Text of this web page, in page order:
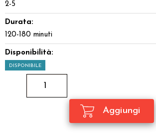
2-5
Durata:
120-180 minuti
Disponibilità:
DISPONIBILE